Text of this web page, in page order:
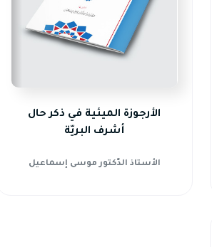
الأرجوزة الميئية في ذكر حال
أشرف البريّة
الأستاذ الدّكتور موسى إسماعيل